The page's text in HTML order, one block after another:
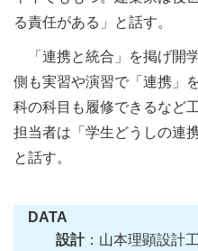
る責任がある」と話す。
「連携と統合」を掲げ開
側も実習や演習で「連携」
科の科目も履修できるなど
担当者は「学生どうしの連
と話す。
DATA
設計：山本理顕設計